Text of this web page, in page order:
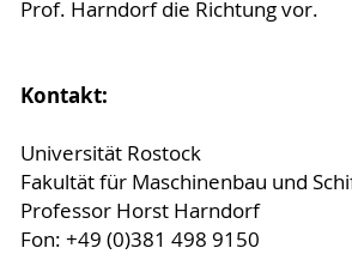
Prof. Harndorf die Richtung vor.
Kontakt:
Universität Rostock
Fakultät für Maschinenbau und
Professor Horst Harndorf
Fon: +49 (0)381 498 9150